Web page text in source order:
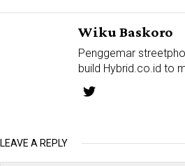
Wiku Baskoro
Penggemar
build Hybrid.co.id to
LEAVE A REPLY